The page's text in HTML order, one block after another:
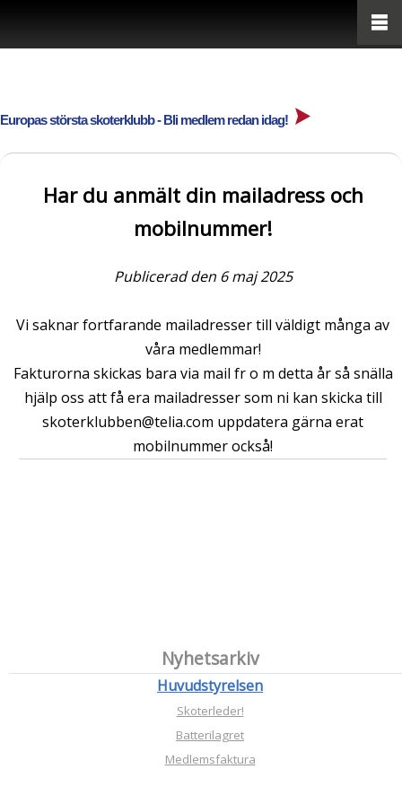
Europas största skoterklubb - Bli medlem redan idag!
Nyhetsarkiv
Huvudstyrelsen
Skoterleder!
Batterilagret
Medlemsfaktura
Har du anmält din mailadress och
mobilnummer!
Publicerad den 6 maj 2025
Vi saknar fortfarande mailadresser till väldigt många av
våra medlemmar!
Fakturorna skickas bara via mail fr o m detta år så snälla
hjälp oss att få era mailadresser som ni kan skicka till
skoterklubben@telia.com uppdatera gärna erat
mobilnummer också!